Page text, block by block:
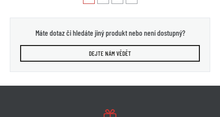
Máte dotaz či hledáte jiný produkt nebo není dostupný?
DEJTE NÁM VĚDĚT